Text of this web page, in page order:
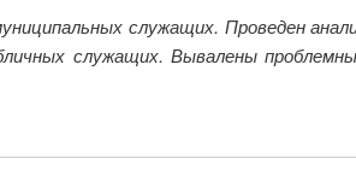
служащих. Проведен
служащих. Вывалены